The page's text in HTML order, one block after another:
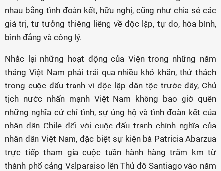
nhau bằng tình đoàn kết, hữu nghị, cũng như chia sẻ các
giá trị, tư tưởng thiêng liêng về độc lập, tự do, hòa bình,
bình đẳng và công lý.
Nhắc lại những hoạt động của Viện trong những năm
tháng Việt Nam phải trải qua nhiều khó khăn, thử thách
trong cuộc đấu tranh vì độc lập dân tộc trước đây, Chủ
tịch nước nhấn mạnh Việt Nam không bao giờ quên
những nghĩa cử chí tình, sự ủng hộ và tình đoàn kết của
nhân dân Chile đối với cuộc đấu tranh chính nghĩa của
nhân dân Việt Nam, đặc biệt sự kiện bà Patricia Abarzua
trực tiếp tham gia cuộc tuần hành hàng trăm km từ
thành phố cảng Valparaiso lên Thủ đô Santiago vào năm